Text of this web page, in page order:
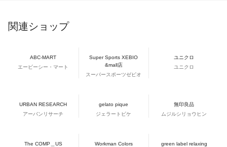
関連ショップ
ABC-MART
エービーシー・マート
Super Sports XEBIO
&mall店
スーパースポーツゼビオ
ユニクロ
ユニクロ
URBAN RESEARCH
アーバンリサーチ
gelato pique
ジェラートピケ
無印良品
ムジルシリョウヒン
The COMP＿US
Workman Colors
green label relaxing